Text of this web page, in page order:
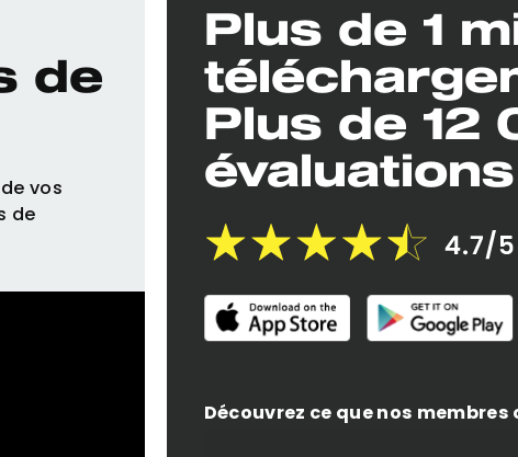
de
vos
de
Plus de 1
Plus de 12
évaluations
Découvrez ce que nos membres